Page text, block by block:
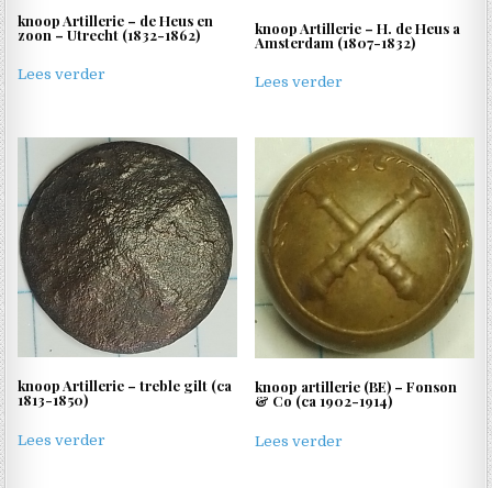
knoop Artillerie – de Heus en
zoon – Utrecht (1832-1862)
Lees verder
knoop Artillerie – H. de Heus a
Amsterdam (1807-1832)
Lees verder
knoop Artillerie – treble gilt (ca
1813-1850)
Lees verder
knoop artillerie (BE) – Fonson
& Co (ca 1902-1914)
Lees verder